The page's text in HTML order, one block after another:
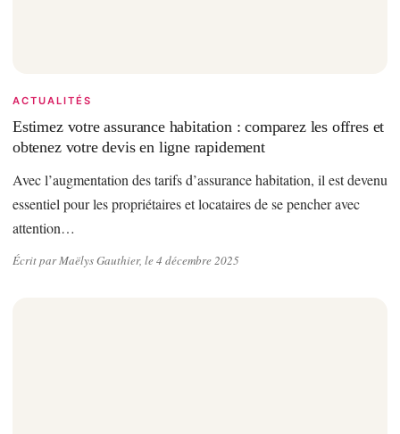
ACTUALITÉS
Estimez votre assurance habitation : comparez les offres et
obtenez votre devis en ligne rapidement
Avec l’augmentation des tarifs d’assurance habitation, il est devenu
essentiel pour les propriétaires et locataires de se pencher avec
attention…
Écrit par Maëlys Gauthier, le 4 décembre 2025